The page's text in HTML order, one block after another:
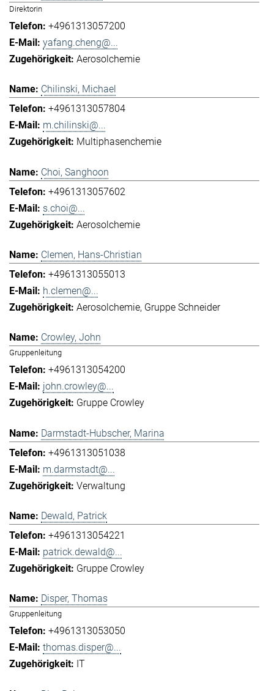
Direktorin
+4961313057200
yafang.cheng@...
Aerosolchemie
Chilinski, Michael
+4961313057804
m.chilinski@...
Multiphasenchemie
Choi, Sanghoon
+4961313057602
s.choi@...
Aerosolchemie
Clemen, Hans-Christian
+4961313055013
h.clemen@...
Aerosolchemie Gruppe Schneider
Crowley, John
Gruppenleitung
+4961313054200
john.crowley@...
Gruppe Crowley
Darmstadt-Hubscher, Marina
+4961313051038
m.darmstadt@...
Verwaltung
Dewald, Patrick
+4961313054221
patrick.dewald@...
Gruppe Crowley
Disper, Thomas
Gruppenleitung
+4961313053050
thomas.disper@...
IT